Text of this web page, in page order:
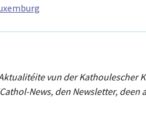
e vun der Kathoulescher
News, den Newsletter, deen